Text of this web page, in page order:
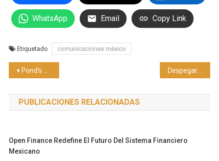
WhatsApp Email Copy Link
Etiquetado comunicaciones méxico
Navegación
de
entradas
Pond’s presenta UV MIRACLE: la innovación en protección solar respaldada por el Pond’s Skin Institute
PUBLICACIONES RELACIONADAS
Open Finance Redefine El Futuro Del Sistema Financiero
Mexicano